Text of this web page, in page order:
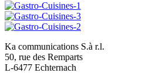
Ka communications S.à r.l.
50, rue des Remparts
L-6477 Echternach